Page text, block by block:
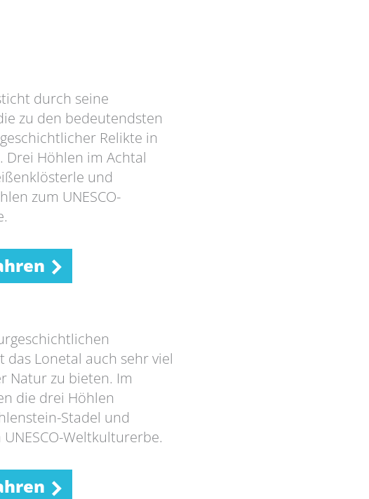
durch seine
zu den bedeutendsten
Relikte in
Drei Höhlen im Achtal
und
zum UNESCO-
das Lonetal auch sehr viel
Natur zu bieten. Im
die drei Höhlen
Stadel und
Weltkulturerbe.